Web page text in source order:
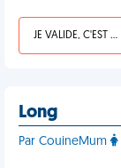
JE VALIDE, C'EST UNE VDM
Long
Par CouineMum